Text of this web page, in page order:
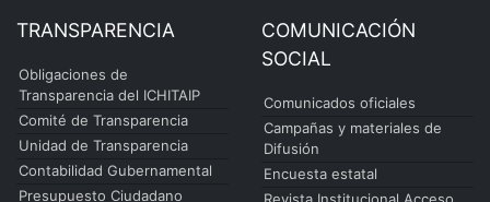
TRANSPARENCIA
Obligaciones de
Transparencia del ICHITAIP
Comité de Transparencia
Unidad de Transparencia
Contabilidad Gubernamental
Presupuesto Ciudadano
COMUNICACIÓN
SOCIAL
Comunicados oficiales
Campañas y materiales de
Difusión
Encuesta estatal